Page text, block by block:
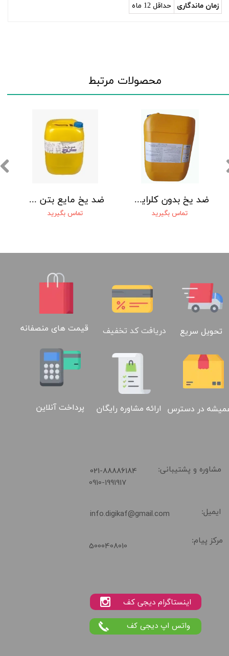
زمان ماندگاری
حداقل 12 ماه
ضد یخ مایع بتن ساروج بدون کلراید
تماس بگیرید
ضد یخ بدون کلراید بتن S-500 سراپوش
تماس بگیرید
محصولات مرتبط
تحویل سریع دریافت کد تخفیف قیمت های منصفانه
در دسترس ارائه مشاوره رایگان پرداخت آنلاین
مشاوره و پشتیبانی: ​021-88886184
info.digikaf@gmail.com
02188886184
ایمیل:
مرکز پیام: 5000408010
0910-1991917
واتس اپ دیجی کف